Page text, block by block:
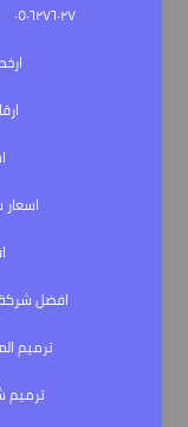
٠٥٠٦٢٧٦٠٢٧
افضل شركة
ترميم